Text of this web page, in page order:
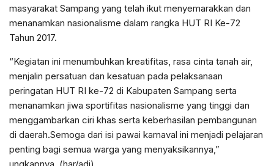
masyarakat Sampang yang telah ikut menyemarakkan dan
menanamkan nasionalisme dalam rangka HUT RI Ke-72
Tahun 2017.
“Kegiatan ini menumbuhkan kreatifitas, rasa cinta tanah air,
menjalin persatuan dan kesatuan pada pelaksanaan
peringatan HUT RI ke-72 di Kabupaten Sampang serta
menanamkan jiwa sportifitas nasionalisme yang tinggi dan
menggambarkan ciri khas serta keberhasilan pembangunan
di daerah.Semoga dari isi pawai karnaval ini menjadi pelajaran
penting bagi semua warga yang menyaksikannya,”